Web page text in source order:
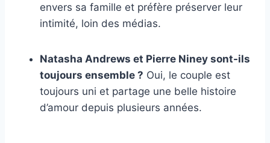
envers sa famille et préfère préserver leur
intimité, loin des médias.
Natasha Andrews et Pierre Niney sont-ils
toujours ensemble ? Oui, le couple est
toujours uni et partage une belle histoire
d’amour depuis plusieurs années.